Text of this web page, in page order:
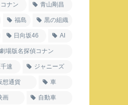
コナン 青山剛昌
福島 黒の組織
日向坂46 AI
劇場版名探偵コナン
速 ジャニーズ
想通貨 車
画 自動車